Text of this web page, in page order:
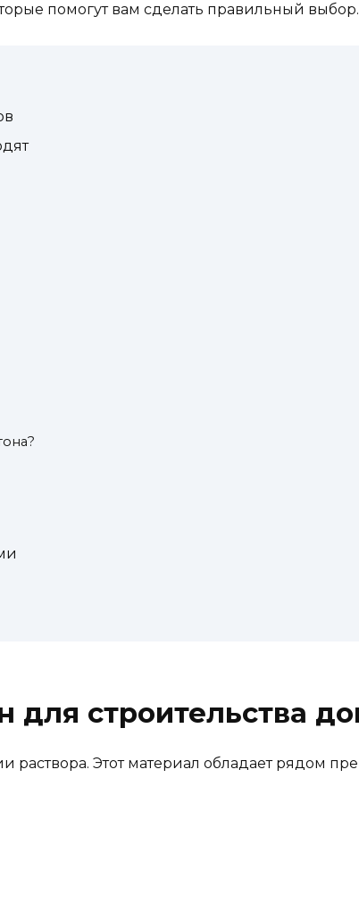
помогут вам сделать правильный выбор.
для строительства
раствора. Этот материал обладает рядом